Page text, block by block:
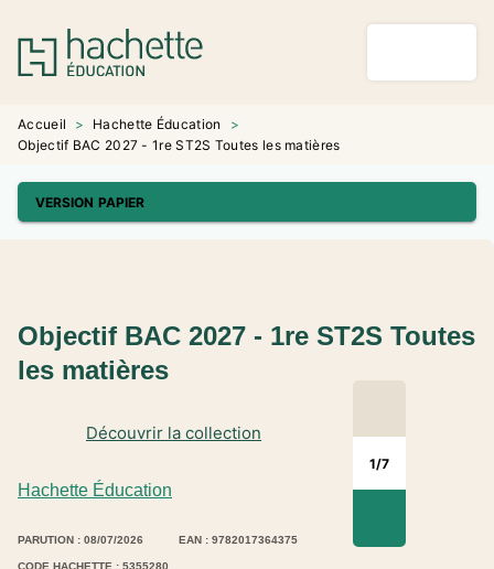
MENU RECHERCHE
PIED DE PAGE
Accueil > Hachette Éducation
>
Objectif BAC 2027 - 1re ST2S Toutes les matières
VERSION PAPIER
1/7
Hachette Éducation
Découvrir la collection
Objectif BAC 2027 - 1re ST2S Toutes
les matières
PARUTION : 08/07/2026 EAN : 9782017364375
CODE HACHETTE : 5355280